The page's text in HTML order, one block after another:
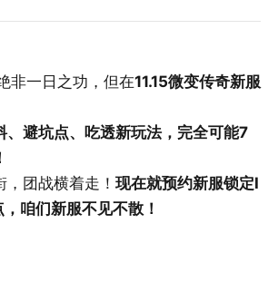
非一日之功，但在11.15微变传奇新服
、避坑点、吃透新玩法，完全可能7
团战横着走！ 现在就预约新服锁定I
咱们新服不见不散！